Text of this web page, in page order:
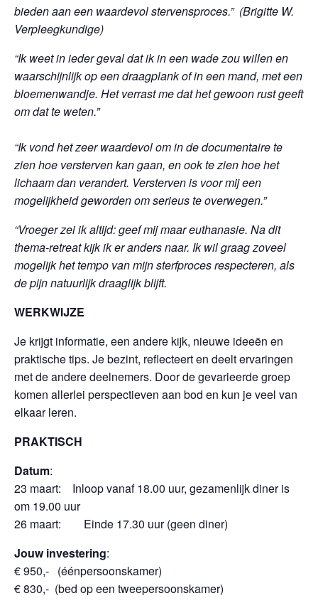
bieden aan een waardevol stervensproces.” (Brigitte W.
Verpleegkundige)
“Ik weet in ieder geval dat ik in een wade zou willen en
waarschijnlijk op een draagplank of in een mand, met een
bloemenwandje. Het verrast me dat het gewoon rust geeft
om dat te weten.”
“Ik vond het zeer waardevol om in de documentaire te
zien hoe versterven kan gaan, en ook te zien hoe het
lichaam dan verandert. Versterven is voor mij een
mogelijkheid geworden om serieus te overwegen.”
“Vroeger zei ik altijd: geef mij maar euthanasie. Na dit
thema-retreat kijk ik er anders naar. Ik wil graag zoveel
mogelijk het tempo van mijn sterfproces respecteren, als
de pijn natuurlijk draaglijk blijft.
WERKWIJZE
Je krijgt informatie, een andere kijk, nieuwe ideeën en
praktische tips. Je bezint, reflecteert en deelt ervaringen
met de andere deelnemers. Door de gevarieerde groep
komen allerlei perspectieven aan bod en kun je veel van
elkaar leren.
PRAKTISCH
Datum:
23 maart: Inloop vanaf 18.00 uur, gezamenlijk diner is
om 19.00 uur
26 maart: Einde 17.30 uur (geen diner)
Jouw investering:
€ 950,- (éénpersoonskamer)
€ 830,- (bed op een tweepersoonskamer)